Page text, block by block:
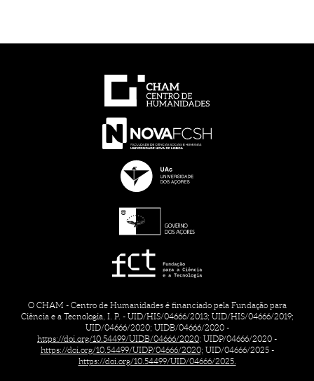
O CHAM - Centro de Humanidades é financiado pela Fundação para
Ciência e a Tecnologia, I. P. - UID/HIS/04666/2013; UID/HIS/04666/2019;
UID/04666/2020; UIDB/04666/2020 -
https://doi.org/10.54499/UIDB/04666/2020; UIDP/04666/2020 -
https://doi.org/10.54499/UIDP/04666/2020; UID/04666/2025 -
https://doi.org/10.54499/UID/04666/2025.